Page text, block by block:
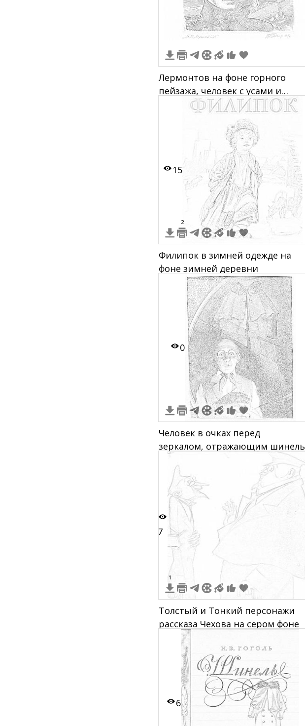
Лермонтов на фоне горного
пейзажа, человек с усами и
бородой в военной форме,
горы, слева человеческая
фигура на коне
15
2
Филипок в зимней одежде на
фоне зимней деревни
7
0
Человек в очках перед
зеркалом, отражающим шинель
7
1
Толстый и Тонкий персонажи
рассказа Чехова на сером фоне
6